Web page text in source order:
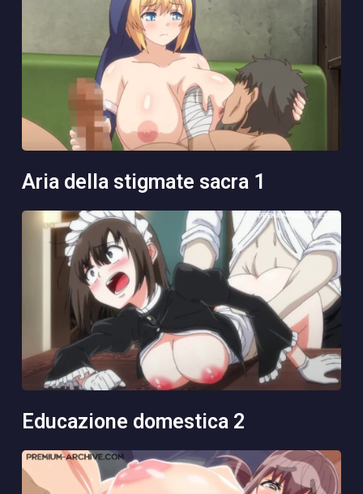
aria della stigmate sacra 1
educazione domestica 2